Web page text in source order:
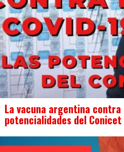
La vacuna argentina contra
potencialidades del Conicet